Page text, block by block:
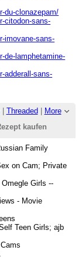
du-clonazepam/
citodon-sans-
imovane-sans-
de-lamphetamine-
adderall-sans-
| Threaded
More
kaufen
Family
on Cam; Private
Girls --
- Movie
Teen Girls; ajb